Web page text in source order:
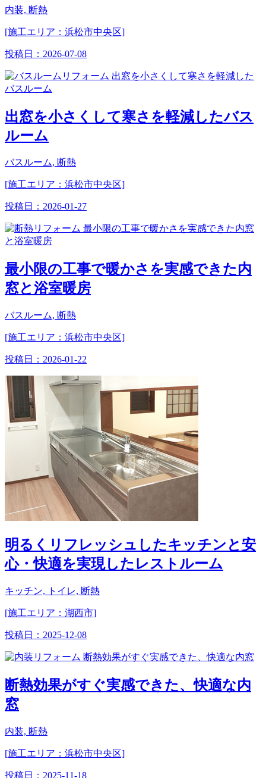
内装, 断熱
[施工エリア：浜松市中央区]
投稿日： 2026-07-08
出窓を小さくして寒さを軽減したバス
ルーム
バスルーム, 断熱
[施工エリア：浜松市中央区]
投稿日： 2026-01-27
最小限の工事で暖かさを実感できた内
窓と浴室暖房
バスルーム, 断熱
[施工エリア：浜松市中央区]
投稿日： 2026-01-22
明るくリフレッシュしたキッチンと安
心・快適を実現したレストルーム
キッチン, トイレ, 断熱
[施工エリア：湖西市]
投稿日： 2025-12-08
断熱効果がすぐ実感できた、快適な内
窓
内装, 断熱
[施工エリア：浜松市中央区]
投稿日： 2025-11-18